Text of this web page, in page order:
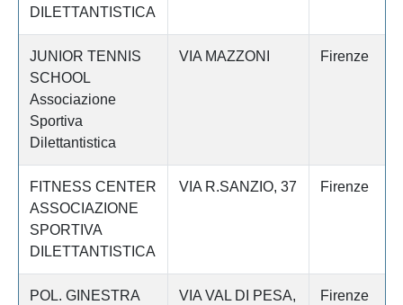
DILETTANTISTICA
JUNIOR TENNIS
SCHOOL
Associazione
Sportiva
Dilettantistica
VIA MAZZONI Firenze
FITNESS CENTER
ASSOCIAZIONE
SPORTIVA
DILETTANTISTICA
VIA R.SANZIO, 37 Firenze
POL. GINESTRA
VIA VAL DI PESA,
Firenze